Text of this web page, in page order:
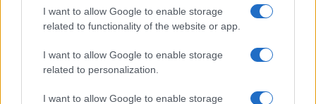
I want to allow Google to enable storage
related to functionality of the website or app.
I want to allow Google to enable storage
related to personalization.
I want to allow Google to enable storage
Invia un Comunicato Stampa